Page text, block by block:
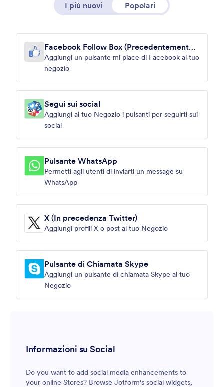
I più nuovi Popolari
Facebook Follow Box (Precedentemente
Like Box)
Aggiungi un pulsante mi piace di Facebook al tuo
negozio
Segui sui social
Aggiungi al tuo Negozio i pulsanti per seguirti sui
social
Pulsante WhatsApp
Permetti agli utenti di inviarti un message su
WhatsApp
X (In precedenza Twitter)
Aggiungi profili X o post al tuo Negozio
Pulsante di Chiamata Skype
Aggiungi un pulsante di chiamata Skype al tuo
Negozio
Informazioni su Social
Do you want to add social media enhancements to
your online Stores? Browse Jotform's social widgets,